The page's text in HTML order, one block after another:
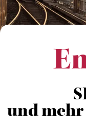
und